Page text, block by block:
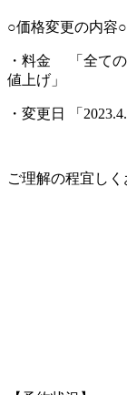
○価格変更の内容○
・料金 「全て
値上げ」
・変更日 「
ご理解の程宜しく